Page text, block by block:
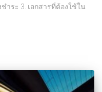
ระ 3. เอกสารที่ต้องใช้ใน